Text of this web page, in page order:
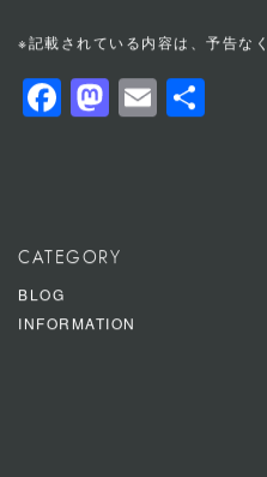
Facebook
Mastodon
Email
BLOG